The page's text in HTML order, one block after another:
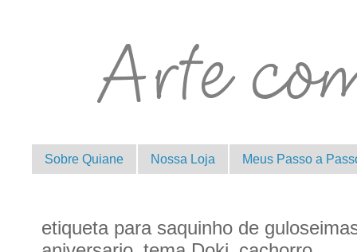
Sobre Quiane Nossa Loja Meus Passo a
etiqueta para saquinho de